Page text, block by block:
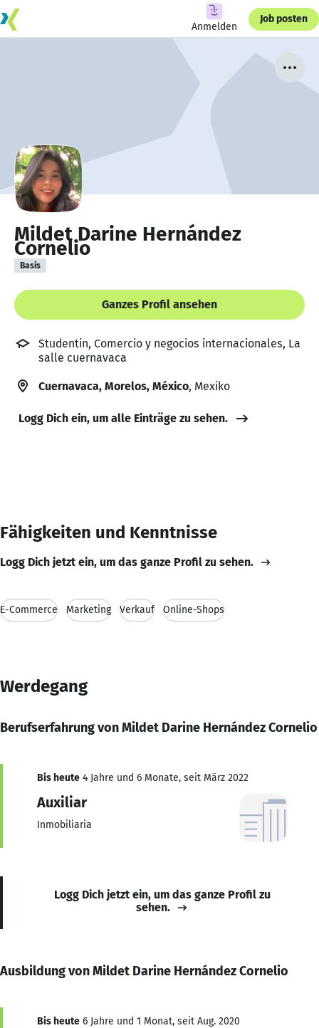
Anmelden
Job posten
Mildet Darine Hernández
Cornelio
Basis
Ganzes Profil ansehen
Studentin, Comercio y negocios internacionales, La
salle cuernavaca
Cuernavaca, Morelos, México, Mexiko
Logg Dich ein, um alle Einträge zu sehen.
Fähigkeiten und Kenntnisse
Logg Dich jetzt ein, um das ganze Profil zu sehen.
E-Commerce Marketing Verkauf Online-Shops
Werdegang
Berufserfahrung von Mildet Darine Hernández Cornelio
Bis heute 4 Jahre und 6 Monate, seit März 2022
Auxiliar
Inmobiliaria
Logg Dich jetzt ein, um das ganze Profil zu
sehen.
Ausbildung von Mildet Darine Hernández Cornelio
Bis heute 6 Jahre und 1 Monat, seit Aug. 2020